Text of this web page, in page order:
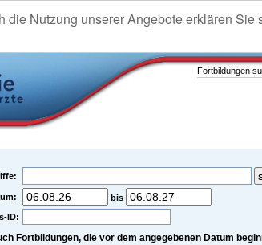
Nutzung unserer Angebote erklären
Fortbildungen
bis
ID:
Fortbildungen, die vor dem angegebenen Datum